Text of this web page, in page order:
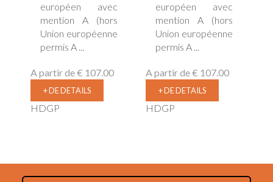
européen avec
mention A (hors
Union européenne
permis A ...
A partir de€ 107.00
+ DE DETAILS
HDGP
européen avec
mention A (hors
Union européenne
permis A ...
A partir de€ 107.00
+ DE DETAILS
HDGP